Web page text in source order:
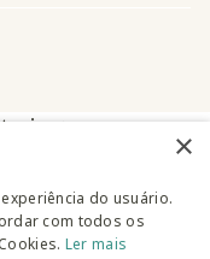
×
do usuário.
com todos os
Ler mais